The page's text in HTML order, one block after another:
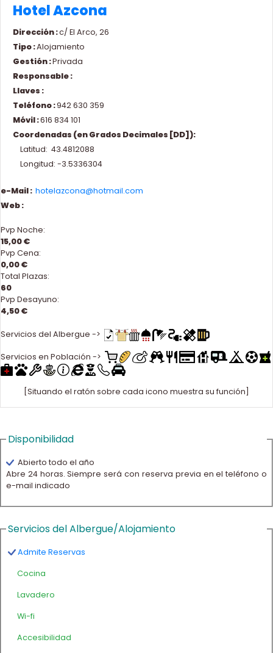
Hotel Azcona
Dirección :c/ El Arco, 26
Tipo :Alojamiento
Gestión :Privada
Responsable :
Llaves :
Teléfono :942 630 359
Móvil :616 834 101
Coordenadas (en Grados Decimales [DD]):
Latitud: 43.4812088
Longitud: -3.5336304
e-Mail : hotelazcona@hotmail.com
Web :
Pvp Noche:
15,00 €
Pvp Cena:
0,00 €
Total Plazas:
60
Pvp Desayuno:
4,50 €
Servicios del Albergue ->
Servicios en Población ->
[Situando el ratón sobre cada icono muestra su función]
Disponibilidad
Abierto todo el año
Abre 24 horas. Siempre será con reserva previa en el teléfono o
e-mail indicado
Servicios del Albergue/Alojamiento
Admite Reservas
Cocina
Lavadero
Wi-fi
Accesibilidad